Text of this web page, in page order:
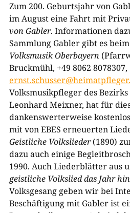
Zum 200. Geburtsjahr von
im August eine Fahrt mit
von Gabler. Informationen
Sammlung Gabler gibt es
Volksmusik Oberbayern
Bruckmühl, +49 8062 8078307,
Volksmusikpfleger des
Leonhard Meixner, hat für
dankenswerterweise
mit von EBES erneuerten
Geistliche Volkslieder(1890)
dazu auch einige
1990. Auch Liederblätter aus
geistliche Volkslied das Jahr
Volksgesang geben wir bei
Beschäftigung mit Gabler ist